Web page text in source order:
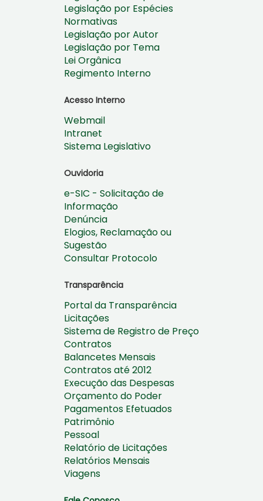
Legislação por Espécies
Normativas
Legislação por Autor
Legislação por Tema
Lei Orgânica
Regimento Interno
Acesso Interno
Webmail
Intranet
Sistema Legislativo
Ouvidoria
e-SIC - Solicitação de
Informação
Denúncia
Elogios, Reclamação ou
Sugestão
Consultar Protocolo
Transparência
Portal da Transparência
Licitações
Sistema de Registro de Preço
Contratos
Balancetes Mensais
Contratos até 2012
Execução das Despesas
Orçamento do Poder
Pagamentos Efetuados
Patrimônio
Pessoal
Relatório de Licitações
Relatórios Mensais
Viagens